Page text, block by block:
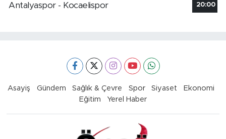
Antalyaspor - Kocaelispor 20:00
Asayiş Gündem Sağlık & Çevre Spor Siyaset
Ekonomi
Eğitim
Yerel Haber